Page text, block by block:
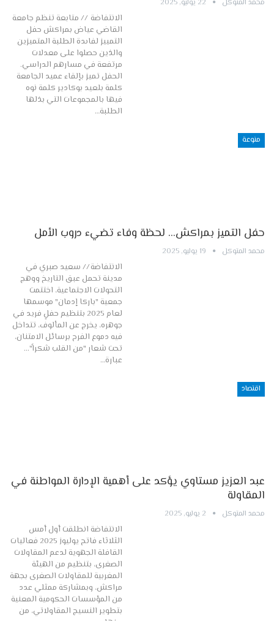
محمد المتوكل 22 يوليو, 2025
الانتفاضة // متابعة تنظم جامعة
القاضي عياض بمراكش حفل
التمييز لفاىدة الطلبة المتميزين
والذين حصلوا على معدلات
مرتفعة في مسارهم الدراسي.
الحفل تميز بإلقاء عميد الجامعة
كلمة بلعيد بوكادير كلمة نوه
فيها بالمجموعات التي بذلها
الطلبة…
منوعة
حفل التميز بمراكش… لحظة وفاء تضيء دروب الأمل
محمد المتوكل 19 يوليو, 2025
الانتفاضة // سعيد صبري في
مدينة تحمل عبق التاريخ ووهج
التحولات الاجتماعية، اختتمت
جمعية "باركا إدمان" موسمها
لعام 2025 بتنظيم حفلٍ فريد في
جوهره، يخرج عن المألوف، تتداخل
فيه دموع الفرح برسائل الامتنان،
تحت شعار "من القلب شكراً"...
عبارة…
اقتصاد
عبد العزيز مستاوي يؤكد على أهمية الإدارة المواطنة في
المقاولة
محمد المتوكل 2 يوليو, 2025
الانتفاضة انطلقت أول أمس
الثلاثاء فاتح يوليوز 2025 فعاليات
القافلة الجهوية لدعم المقاولات
الصغرى، بتنظيم من الهيئة
المغربية للمقاولات الصغرى بجهة
مراكش، وبمشاركة ممثلي عدد
من المؤسسات الحكومية المعنية
بتطوير النسيج المقاولاتي، من